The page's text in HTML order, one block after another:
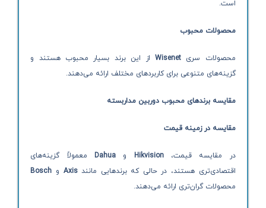
است.
محصولات محبوب
محصولات سریWisenet از این برند بسیار محبوب هستند و
گزینه‌های متنوعی برای کاربردهای مختلف ارائه می‌دهند.
مقایسه برندهای محبوب دوربین مداربسته
مقایسه در زمینه قیمت
در مقایسه قیمت،Hikvision و Dahuaمعمولاً گزینه‌های
اقتصادی‌تری هستند، در حالی که برندهایی مانندAxis و Bosch
محصولات گران‌تری ارائه می‌دهند.